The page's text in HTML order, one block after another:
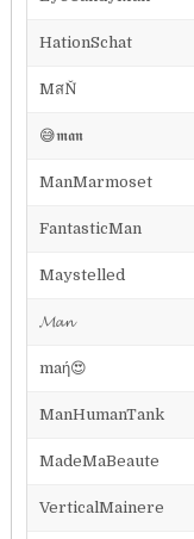
HationSchat
MสŇ
😅𝖒𝖆𝖓
ManMarmoset
FantasticMan
Maystelled
𝓜𝓪𝓷
maή😍
ManHumanTank
MadeMaBeaute
VerticalMainere